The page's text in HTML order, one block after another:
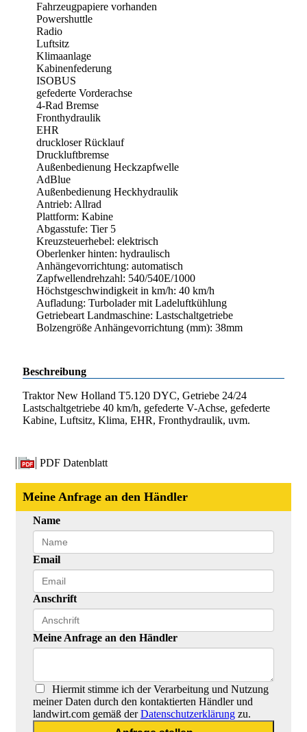
Fahrzeugpapiere vorhanden
Powershuttle
Radio
Luftsitz
Klimaanlage
Kabinenfederung
ISOBUS
gefederte Vorderachse
4-Rad Bremse
Fronthydraulik
EHR
druckloser Rücklauf
Druckluftbremse
Außenbedienung Heckzapfwelle
AdBlue
Außenbedienung Heckhydraulik
Antrieb: Allrad
Plattform: Kabine
Abgasstufe: Tier 5
Kreuzsteuerhebel: elektrisch
Oberlenker hinten: hydraulisch
Anhängevorrichtung: automatisch
Zapfwellendrehzahl: 540/540E/1000
Höchstgeschwindigkeit in km/h: 40 km/h
Aufladung: Turbolader mit Ladeluftkühlung
Getriebeart Landmaschine: Lastschaltgetriebe
Bolzengröße Anhängevorrichtung (mm): 38mm
Beschreibung
Traktor New Holland T5.120 DYC, Getriebe 24/24
Lastschaltgetriebe 40 km/h, gefederte V-Achse, gefederte
Kabine, Luftsitz, Klima, EHR, Fronthydraulik, uvm.
PDF Datenblatt
Meine Anfrage an den Händler
Name
Email
Anschrift
Meine Anfrage an den Händler
Hiermit stimme ich der Verarbeitung und Nutzung
meiner Daten durch den kontaktierten Händler und
landwirt.com gemäß derDatenschutzerklärung zu.